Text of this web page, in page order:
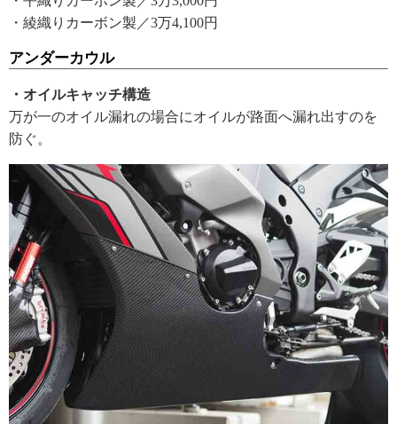
・綾織りカーボン製／3万4,100円
アンダーカウル
・オイルキャッチ構造
万が一のオイル漏れの場合にオイルが路面へ漏れ出すのを
防ぐ。